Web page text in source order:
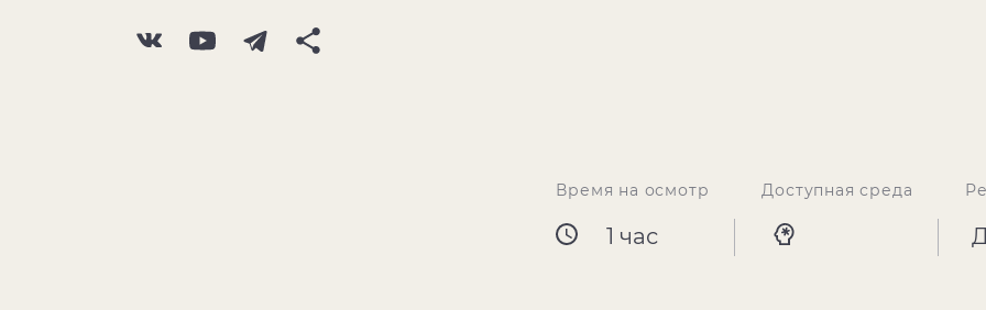
Время на осмотр
1 час
Доступная среда